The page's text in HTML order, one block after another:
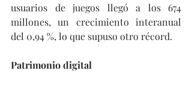
usuarios de juegos llegó a los 674
millones, un crecimiento interanual
del 0,94 %, lo que supuso otro récord.
Patrimonio digital